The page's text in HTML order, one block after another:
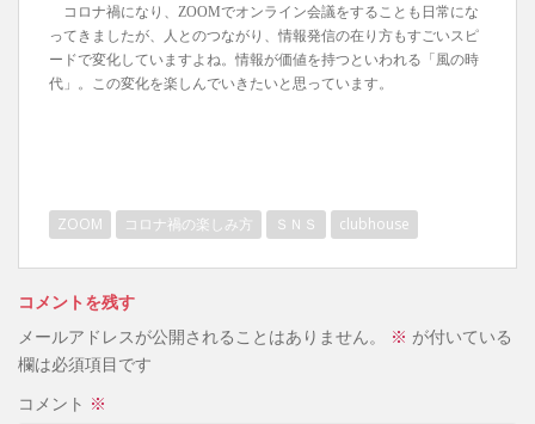
コロナ禍になり、ZOOMでオンライン会議をすることも日常にな
ってきましたが、人とのつながり、情報発信の在り方もすごいスピ
ードで変化していますよね。情報が価値を持つといわれる「風の時
代」。この変化を楽しんでいきたいと思っています。
ZOOM コロナ禍の楽しみ方 ＳＮＳ clubhouse
コメントを残す
メールアドレスが公開されることはありません。
※ が付いている
欄は必須項目です
コメント ※